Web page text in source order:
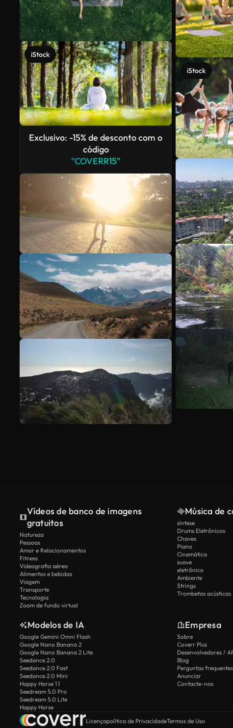
iStock
Exclusivo: -15% de desconto com o
código
"COVERR15"
iStock
Vídeos de banco de imagens
gratuitos
Natureza
Pessoas
Amor e Relacionamentos
Fitness
Videografia aérea
Alimentos e bebidas
Viagem
Transporte
Tecnologia
Zoom de fundo virtual
Música de
síntese
Drums Eletrônicos
Chaves
Piano
Cinemática
suave
eletrônico
Ambiente
Strings
Trombetas acústicas
Modelos de IA
Google Gemini Omni Flash
Google Nano Banana 2
Google Nano Banana 2 Lite
Seedance 2.0
Seedance 2.0 Fast
Seedance 2.0 Mini
Happy Horse 1.1
Seedream 5.0 Pro
Seedream 5.0 Lite
Happy Horse
Empresa
Sobre
Coverr Plus
Desenvolvedores /
Blog
Perguntas frequentes
Anunciar
Contacte-nos
Licençapolítica de PrivacidadeTermos de Uso